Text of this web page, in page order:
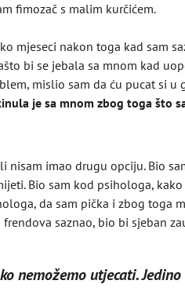
fimozač s malim kurčićem.
mjeseci nakon toga kad sam
bi se jebala sa mnom kad
mislio sam da ću pucat si
je sa mnom zbog toga što
nisam imao drugu opciju. Bio
Bio sam kod psihologa,
da sam pička i zbog toga
saznao, bio bi sjeban
nemožemo utjecati.